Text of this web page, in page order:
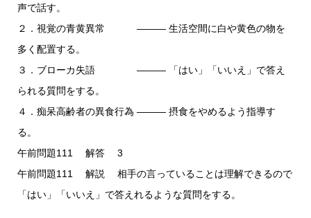
声で話す。
２．視覚の青黄異常 ――― 生活空間に白や黄色の物を
多く配置する。
３．ブローカ失語 ――― 「はい」「いいえ」で答え
られる質問をする。
４．痴呆高齢者の異食行為 ――― 摂食をやめるよう指導す
る。
午前問題111 解答 3
午前問題111 解説 相手の言っていることは理解できるので
「はい」「いいえ」で答えれるような質問をする。